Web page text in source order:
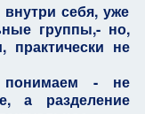
внутри себя, уже
группы,- но,
практически не
- не
а разделение